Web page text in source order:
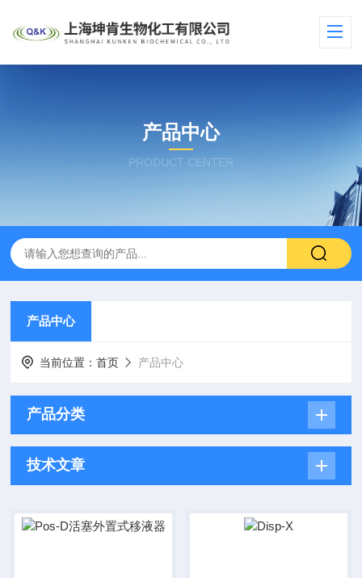
产品中心
PRODUCT CENTER
产品中心
当前位置：首页 产品中心
产品分类
技术文章